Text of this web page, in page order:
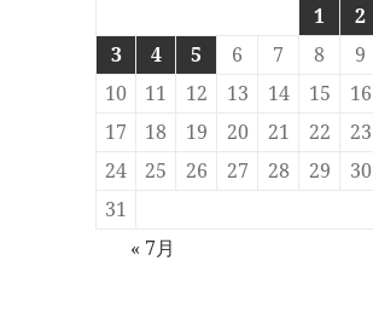
1
2
3
4 5 6 7 8
9
10
11 12 13 14 15
16
17
18 19 20 21 22
23
24
25 26 27 28 29
30
31
« 7月